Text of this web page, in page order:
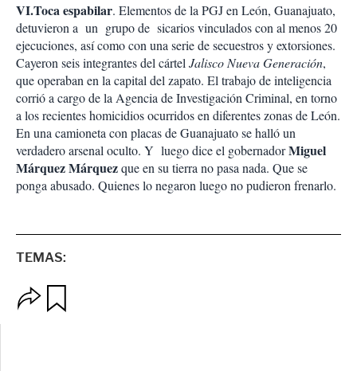
VI.Toca espabilar. Elementos de la PGJ en León, Guanajuato,
detuvieron a un grupo de sicarios vinculados con al menos 20
ejecuciones, así como con una serie de secuestros y extorsiones.
Cayeron seis integrantes del cártel Jalisco Nueva Generación,
que operaban en la capital del zapato. El trabajo de inteligencia
corrió a cargo de la Agencia de Investigación Criminal, en torno
a los recientes homicidios ocurridos en diferentes zonas de León.
En una camioneta con placas de Guanajuato se halló un
verdadero arsenal oculto. Y luego dice el gobernadorMiguel
Márquez Márquezque en su tierra no pasa nada. Que se
ponga abusado. Quienes lo negaron luego no pudieron frenarlo.
TEMAS:
p